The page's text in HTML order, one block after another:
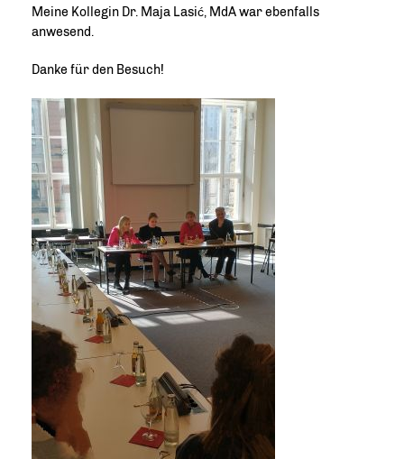
Meine Kollegin Dr. Maja Lasić, MdA war ebenfalls
anwesend.
Danke für den Besuch!